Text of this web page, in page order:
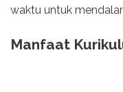
waktu untuk
Manfaat